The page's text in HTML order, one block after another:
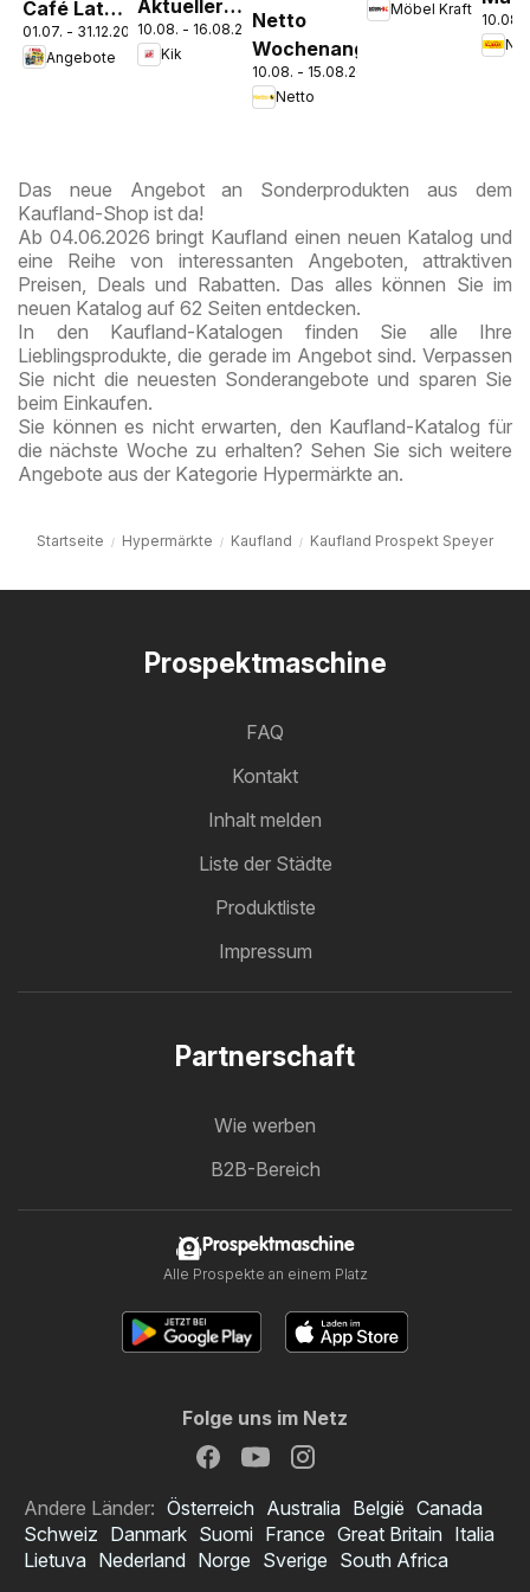
Café Latte
Dubai
Chocolate
01.07. - 31.12.2026
Angebote
Aktueller
Prospekt
10.08. - 16.08.2026
Kik
Netto
Wochenangebote
10.08. - 15.08.2026
Netto
zieht ein!
Möbel Kraft
10.08.
Das neue Angebot an Sonderprodukten aus dem
Kaufland-Shop ist da!
Ab 04.06.2026 bringt Kaufland einen neuen Katalog und
eine Reihe von interessanten Angeboten, attraktiven
Preisen, Deals und Rabatten. Das alles können Sie im
neuen Katalog auf 62 Seiten entdecken.
In den Kaufland-Katalogen finden Sie alle Ihre
Lieblingsprodukte, die gerade im Angebot sind. Verpassen
Sie nicht die neuesten Sonderangebote und sparen Sie
beim Einkaufen.
Sie können es nicht erwarten, den Kaufland-Katalog für
die nächste Woche zu erhalten? Sehen Sie sich weitere
Angebote aus der Kategorie Hypermärkte an.
Startseite Hypermärkte Kaufland Kaufland Prospekt Speyer
Prospektmaschine
FAQ
Kontakt
Inhalt melden
Liste der Städte
Produktliste
Impressum
Partnerschaft
Wie werben
B2B-Bereich
Prospektmaschine
Alle Prospekte an einem Platz
Folge uns im Netz
Andere Länder: Österreich Australia België Canada
Schweiz Danmark Suomi France Great Britain Italia
Lietuva Nederland Norge Sverige South Africa